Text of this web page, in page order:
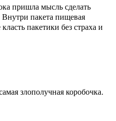
пришла мысль сделать
пакета пищевая
пакетики без страха и
злополучная коробочка.